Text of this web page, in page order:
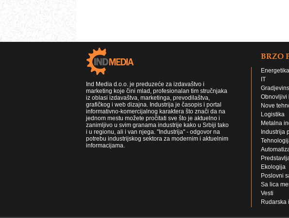
Ind Media d.o.o. je preduzeće za izdavaštvo i
marketing koje čini mlad, profesionalan tim stručnjaka
iz oblasi izdavaštva, marketinga, prevodilaštva,
grafičkog i web dizajna. Industrija je časopis i portal
informativno-komercijalnog karaktera što znači da na
jednom mestu možete pročitati sve što je aktuelno i
zanimljivo u svim granama industrije kako u Srbiji tako
i u regionu, ali i van njega. "Industrija" - odgovor na
potrebu industrijskog sektora za modernim i aktuelnim
informacijama.
BRZO
Energetika
IT
Obnovljivi
Nove
Logistika
Metalna
Industrija
Ekologija
Poslovni
Sa lica
Vesti
Rudarska